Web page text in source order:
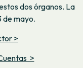
dos órganos. La
de mayo.
>
>